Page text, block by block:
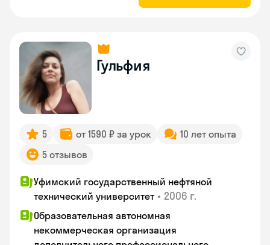
Гульфия
5 от 1590 ₽ за урок
10 лет опыта
5 отзывов
Уфимский государственный нефтяной
технический университет • 2006 г.
Образовательная автономная
некоммерческая организация